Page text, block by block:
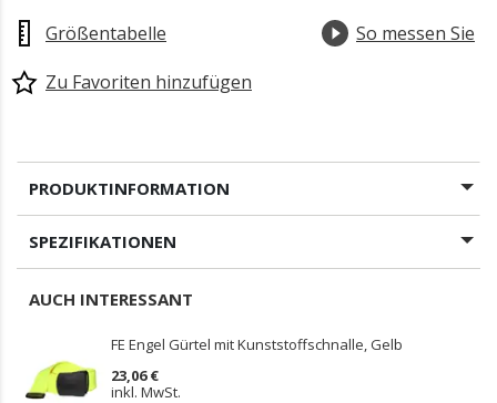
Größentabelle
So messen Sie
Zu Favoriten hinzufügen
PRODUKTINFORMATION
SPEZIFIKATIONEN
AUCH INTERESSANT
FE Engel Gürtel mit Kunststoffschnalle, Gelb
23,06 €
inkl. MwSt.